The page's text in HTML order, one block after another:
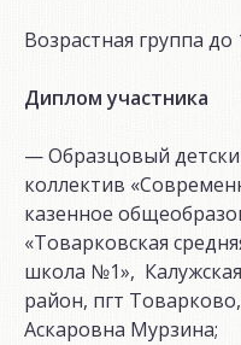
Возрастная группа до
Диплом участника
— Образцовый
коллектив
казенное
«Товарковская
школа №1»,
район, пгт
Аскаровна Мурзина;